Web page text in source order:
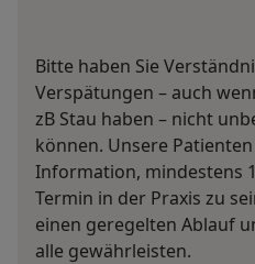
Bitte haben Sie
Verspätungen – auch
zB Stau haben – nicht
können. Unsere
Information, mindestens
Termin in der Praxis zu
einen geregelten Ablauf
alle gewährleisten.